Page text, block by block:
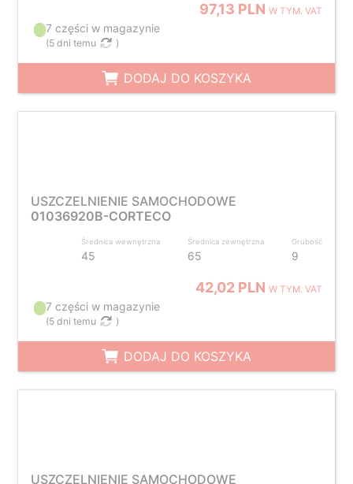
97,13 PLNW TYM. VAT
7 części w magazynie
(5 dni temu )
DODAJ DO KOSZYKA
USZCZELNIENIE SAMOCHODOWE
01036920B-CORTECO
Średnica wewnętrzna
45
Średnica zewnętrzna
65
Grubość
9
42,02 PLNW TYM. VAT
7 części w magazynie
(5 dni temu )
DODAJ DO KOSZYKA
USZCZELNIENIE SAMOCHODOWE